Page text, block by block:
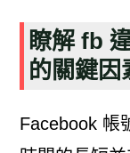
瞭解 fb
的關鍵因
Facebook 帳